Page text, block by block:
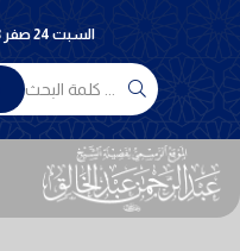
السبت 24 صفر 1448 . 8 أغسطس 2026